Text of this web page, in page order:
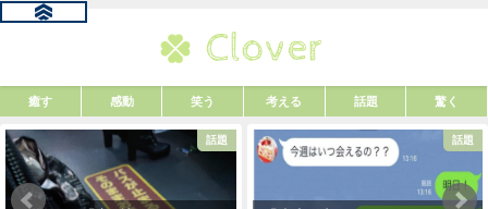
癒す 感動 笑う 考える 話題 驚く
話題 話題